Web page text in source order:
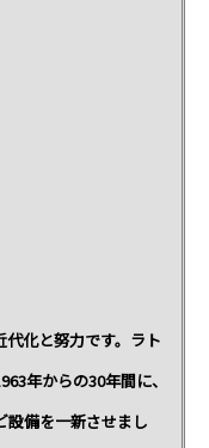
化と努力です。ラト
年からの30年間に、
設備を一新させまし